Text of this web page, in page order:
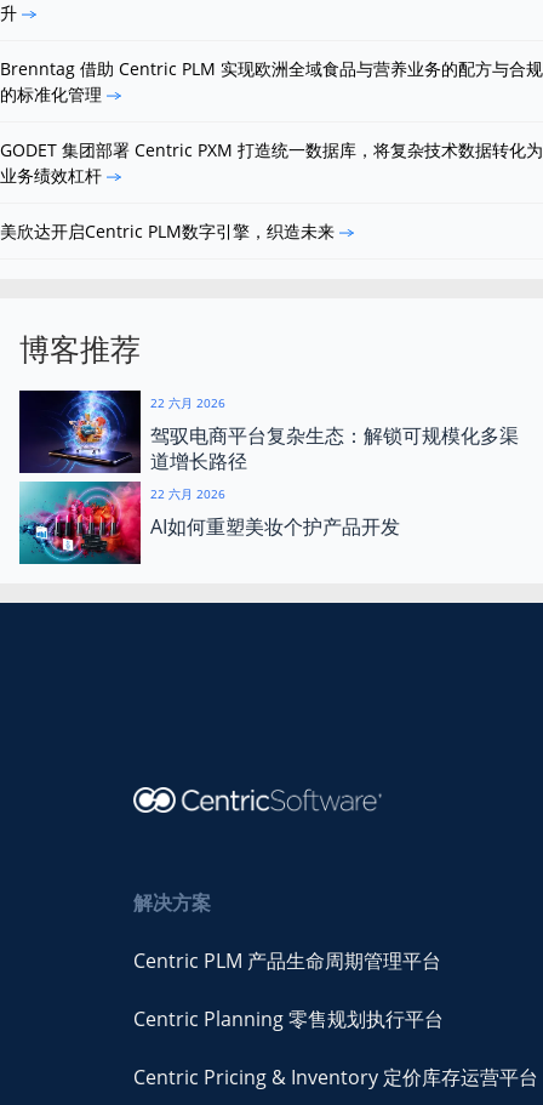
升
Brenntag 借助 Centric PLM 实现欧洲全域食品与营养业务的配方与合规
的标准化管理
GODET 集团部署 Centric PXM 打造统一数据库，将复杂技术数据转化为
业务绩效杠杆
美欣达开启Centric PLM数字引擎，织造未来
博客推荐
22 六月 2026
驾驭电商平台复杂生态：解锁可规模化多渠
道增长路径
22 六月 2026
AI如何重塑美妆个护产品开发
解决方案
Centric PLM 产品生命周期管理平台
Centric Planning 零售规划执行平台
Centric Pricing & Inventory 定价库存运营平台